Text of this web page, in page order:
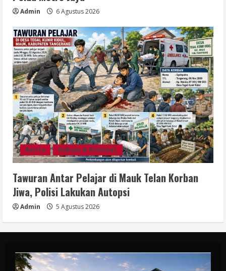
Admin 6 Agustus 2026
Berita Hukum & Kriminal,
Tawuran Antar Pelajar di Mauk Telan Korban
Jiwa, Polisi Lakukan Autopsi
Admin 5 Agustus 2026